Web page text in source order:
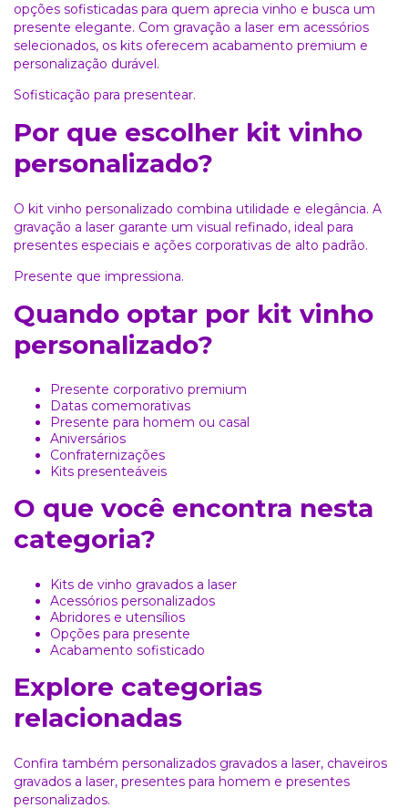
opções sofisticadas para quem aprecia vinho e busca um
presente elegante. Com gravação a laser em acessórios
selecionados, os kits oferecem acabamento premium e
personalização durável.
Sofisticação para presentear.
Por que escolher kit vinho
personalizado?
O kit vinho personalizado combina utilidade e elegância. A
gravação a laser garante um visual refinado, ideal para
presentes especiais e ações corporativas de alto padrão.
Presente que impressiona.
Quando optar por kit vinho
personalizado?
Presente corporativo premium
Datas comemorativas
Presente para homem ou casal
Aniversários
Confraternizações
Kits presenteáveis
O que você encontra nesta
categoria?
Kits de vinho gravados a laser
Acessórios personalizados
Abridores e utensílios
Opções para presente
Acabamento sofisticado
Explore categorias
relacionadas
Confira também personalizados gravados a laser, chaveiros
gravados a laser, presentes para homem e presentes
personalizados.